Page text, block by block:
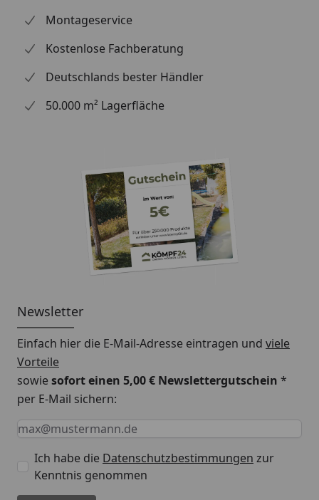
Montageservice
Kostenlose Fachberatung
Deutschlands bester Händler
50.000 m² Lagerfläche
Newsletter
Einfach hier die E-Mail-Adresse eintragen und viele
Vorteile
sowiesofort einen 5,00 € Newslettergutschein *
per E-Mail sichern:
Keine Eingabe erforderlich
Eingabe erforderlich
E-Mail *
Ich habe die Datenschutzbestimmungen zur
Kenntnis genommen